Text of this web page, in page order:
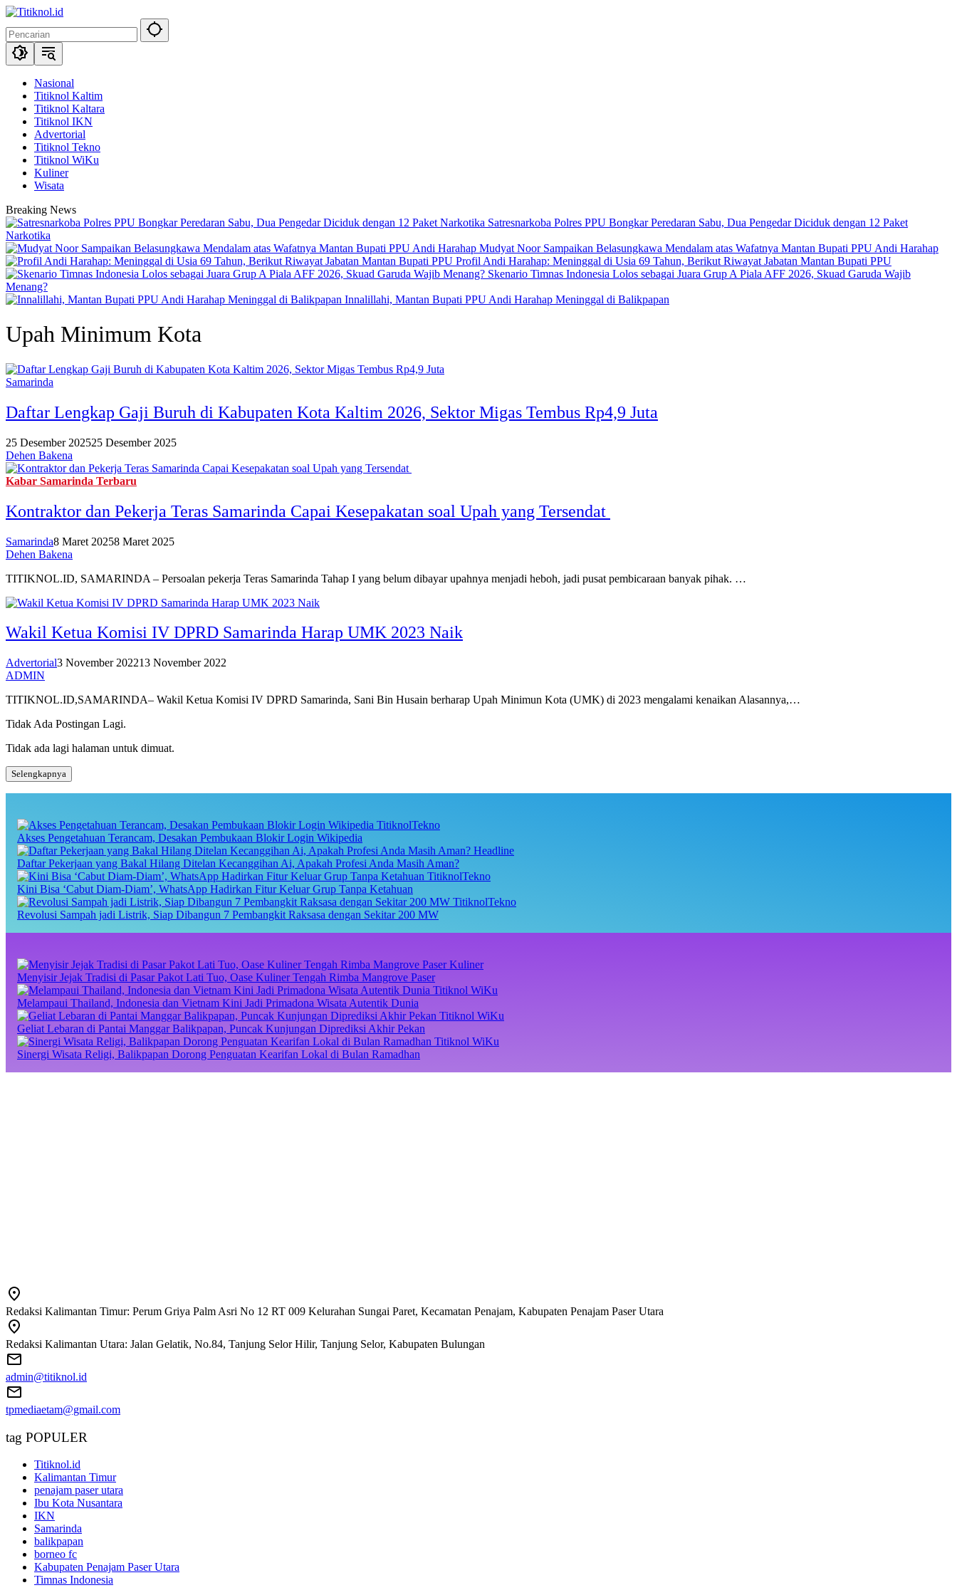
Langsung
konten
Nasional
Titiknol Kaltim
Titiknol Kaltara
Titiknol IKN
Advertorial
Titiknol Tekno
Titiknol WiKu
Kuliner
Wisata
Breaking News
Satresnarkoba Polres PPU Bongkar Peredaran Sabu, Dua Pengedar Diciduk dengan 12 Paket
Narkotika
Mudyat Noor Sampaikan Belasungkawa Mendalam atas Wafatnya Mantan Bupati PPU Andi Harahap
Profil Andi Harahap: Meninggal di Usia 69 Tahun, Berikut Riwayat Jabatan Mantan Bupati PPU
Skenario Timnas Indonesia Lolos sebagai Juara Grup A Piala AFF 2026, Skuad Garuda Wajib
Menang?
Innalillahi, Mantan Bupati PPU Andi Harahap Meninggal di Balikpapan
Upah Minimum Kota
Samarinda
Daftar Lengkap Gaji Buruh di Kabupaten Kota Kaltim 2026, Sektor Migas Tembus Rp4,9 Juta
25 Desember 202525 Desember 2025
Dehen Bakena
Kabar Samarinda Terbaru
Kontraktor dan Pekerja Teras Samarinda Capai Kesepakatan soal Upah yang Tersendat
Samarinda8 Maret 20258 Maret 2025
Dehen Bakena
TITIKNOL.ID, SAMARINDA – Persoalan pekerja Teras Samarinda Tahap I yang belum dibayar upahnya menjadi heboh, jadi pusat pembicaraan banyak pihak. …
Wakil Ketua Komisi IV DPRD Samarinda Harap UMK 2023 Naik
Advertorial3 November 202213 November 2022
ADMIN
TITIKNOL.ID,SAMARINDA– Wakil Ketua Komisi IV DPRD Samarinda, Sani Bin Husain berharap Upah Minimun Kota (UMK) di 2023 mengalami kenaikan Alasannya,…
Tidak Ada Postingan Lagi.
Tidak ada lagi halaman untuk dimuat.
Selengkapnya
TitiknolTekno
Akses Pengetahuan Terancam, Desakan Pembukaan Blokir Login Wikipedia
Headline
Daftar Pekerjaan yang Bakal Hilang Ditelan Kecanggihan Ai, Apakah Profesi Anda Masih Aman?
TitiknolTekno
Kini Bisa ‘Cabut Diam-Diam’, WhatsApp Hadirkan Fitur Keluar Grup Tanpa Ketahuan
TitiknolTekno
Revolusi Sampah jadi Listrik, Siap Dibangun 7 Pembangkit Raksasa dengan Sekitar 200 MW
Kuliner
Menyisir Jejak Tradisi di Pasar Pakot Lati Tuo, Oase Kuliner Tengah Rimba Mangrove Paser
Titiknol WiKu
Melampaui Thailand, Indonesia dan Vietnam Kini Jadi Primadona Wisata Autentik Dunia
Titiknol WiKu
Geliat Lebaran di Pantai Manggar Balikpapan, Puncak Kunjungan Diprediksi Akhir Pekan
Titiknol WiKu
Sinergi Wisata Religi, Balikpapan Dorong Penguatan Kearifan Lokal di Bulan Ramadhan
Redaksi Kalimantan Timur: Perum Griya Palm Asri No 12 RT 009 Kelurahan Sungai Paret, Kecamatan Penajam, Kabupaten Penajam Paser Utara
Redaksi Kalimantan Utara: Jalan Gelatik, No.84, Tanjung Selor Hilir, Tanjung Selor, Kabupaten Bulungan
admin@titiknol.id
tpmediaetam@gmail.com
tag POPULER
Titiknol.id
Kalimantan Timur
penajam paser utara
Ibu Kota Nusantara
IKN
Samarinda
balikpapan
borneo fc
Kabupaten Penajam Paser Utara
Timnas Indonesia